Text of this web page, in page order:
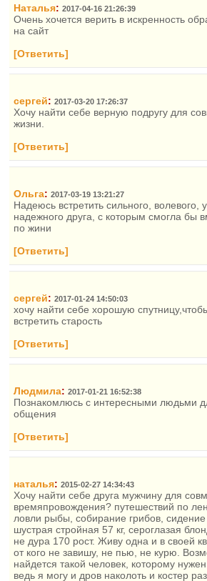
Наталья: 2017-04-16 21:26:39
Очень хочется верить в искренность
на сайт
[Ответить]
сергей: 2017-03-20 17:26:37
Хочу найти себе верную подругу для
жизни.
[Ответить]
Ольга: 2017-03-19 13:21:27
Надеюсь встретить сильного, волевого,
надежного друга, с которым смогла бы
по жини
[Ответить]
cергей: 2017-01-24 14:50:03
хочу найти себе хорошую
встретить старость
[Ответить]
Людмила: 2017-01-21 16:52:38
Познакомлюсь с интересными людьми
общения
[Ответить]
наталья: 2015-02-27 14:34:43
Хочу найти себе друга мужчину для
времяпровождения? путешествий по
ловли рыбы, собирание грибов, сидение
шустрая стройная 57 кг, сероглазая
не дура 170 рост. Живу одна и в своей
от кого не завишу, не пью, не курю.
найдется такой человек, которому
ведь я могу и дров наколоть и костер